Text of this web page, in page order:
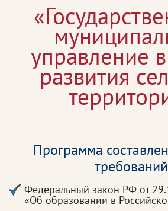
управление
развития
Программа
Федеральный закон РФ от
«Об образовании в